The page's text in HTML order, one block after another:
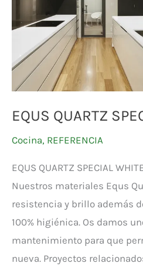
EQUS QUARTZ
Cocina, REFERENCIA
EQUS QUARTZ SPECIAL
Nuestros materiales Equs
resistencia y brillo además
100% higiénica. Os damos
mantenimiento para que
nueva. Proyectos
WHITE